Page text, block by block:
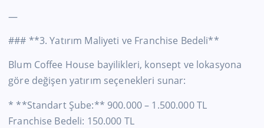
—
### **3. Yatırım Maliyeti ve Franchise Bedeli**
Blum Coffee House bayilikleri, konsept ve lokasyona
göre değişen yatırım seçenekleri sunar:
* **Standart Şube:** 900.000 – 1.500.000 TL
Franchise Bedeli: 150.000 TL